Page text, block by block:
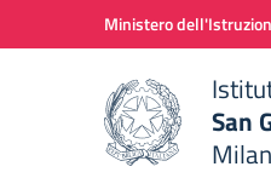
Vai ai contenuti
Vai al menu di navigazione
Ministero
scuola
San